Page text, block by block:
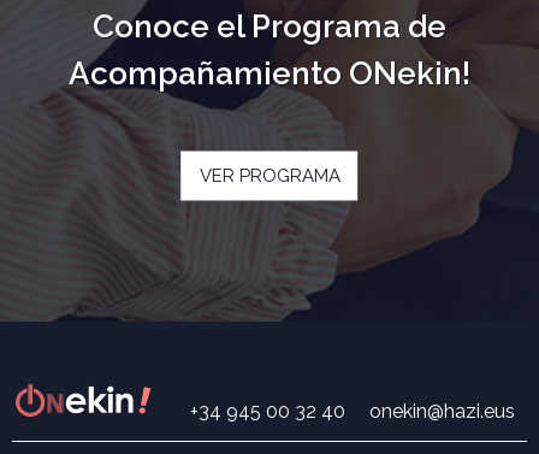
Conoce el Programa de
Acompañamiento ONekin!
VER PROGRAMA
+34 945 00 32 40 onekin@hazi.eus